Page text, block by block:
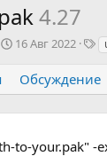
4.27
Д
а
д
16 Авг 2022
Т
г
и
Обсуждение
to-your.pak" -